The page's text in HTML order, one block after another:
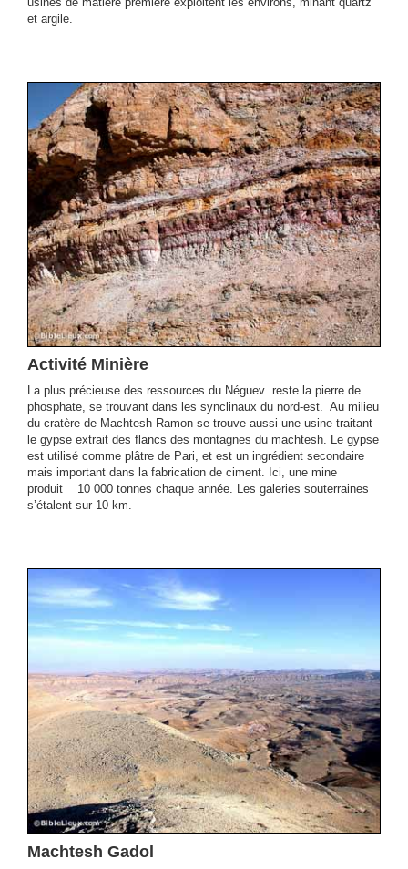
et argile.
Activité Minière
La plus précieuse des ressources du Néguev reste la pierre de
phosphate, se trouvant dans les synclinaux du nord-est. Au milieu
du cratère de Machtesh Ramon se trouve aussi une usine traitant
le gypse extrait des flancs des montagnes du machtesh. Le gypse
est utilisé comme plâtre de Pari, et est un ingrédient secondaire
mais important dans la fabrication de ciment. Ici, une mine
produit 10 000 tonnes chaque année. Les galeries souterraines
s’étalent sur 10 km.
Machtesh Gadol